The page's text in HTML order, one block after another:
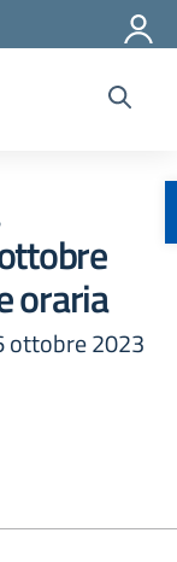
oraria
ottobre 2023